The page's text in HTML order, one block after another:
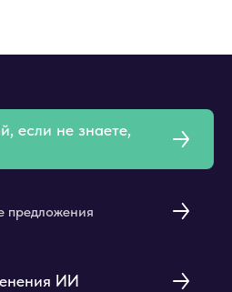
если не знаете,
предложения
ИИ